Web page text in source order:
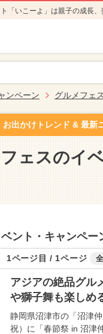
「いこーよ」は親子の成長、
ンペーン グルメフェス
お出かけトレンド & 最新
ェスのイ
ント・キャンペー
1ページ目 / 1ページ
アジアの絶品グル
や獅子舞も楽しめ
静岡県沼津市の「沼津
祝）に「春節祭 in 沼津